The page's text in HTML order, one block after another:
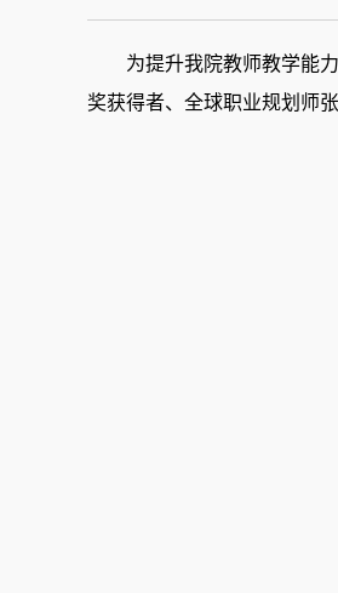
为提升我院教师教学能力
奖获得者、全球职业规划师